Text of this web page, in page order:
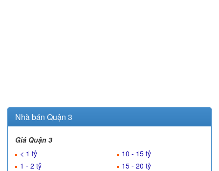
Nhà bán Quận 3
Giá Quận 3
< 1 tỷ
1 - 2 tỷ
10 - 15 tỷ
15 - 20 tỷ